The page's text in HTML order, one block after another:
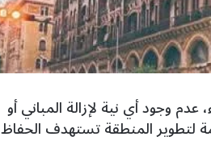
وجود أي نية لإزالة المباني أو
لتطوير المنطقة تستهدف الحفاظ